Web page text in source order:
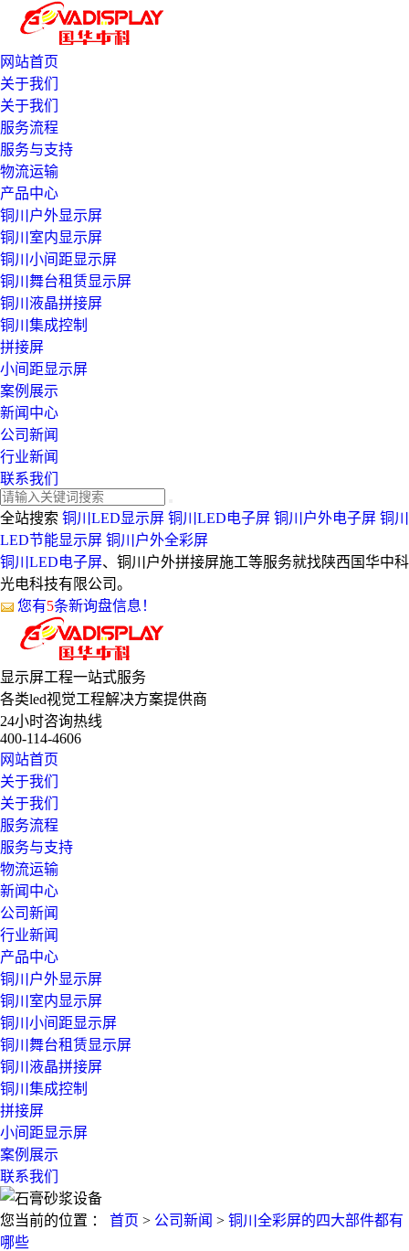
网站首页
关于我们
关于我们
服务流程
服务与支持
物流运输
产品中心
铜川户外显示屏
铜川室内显示屏
铜川小间距显示屏
铜川舞台租赁显示屏
铜川液晶拼接屏
铜川集成控制
拼接屏
小间距显示屏
案例展示
新闻中心
公司新闻
行业新闻
联系我们
全站搜索 铜川LED显示屏 铜川LED电子屏 铜川户外电子屏 铜川
LED节能显示屏 铜川户外全彩屏
铜川LED电子屏、铜川户外拼接屏施工等服务就找陕西国华中科
光电科技有限公司。
您有5条新询盘信息！
显示屏工程一站式服务
各类led视觉工程解决方案提供商
24小时咨询热线
400-114-4606
网站首页
关于我们
关于我们
服务流程
服务与支持
物流运输
新闻中心
公司新闻
行业新闻
产品中心
铜川户外显示屏
铜川室内显示屏
铜川小间距显示屏
铜川舞台租赁显示屏
铜川液晶拼接屏
铜川集成控制
拼接屏
小间距显示屏
案例展示
联系我们
您当前的位置 ： 首页 > 公司新闻 > 铜川全彩屏的四大部件都有
哪些